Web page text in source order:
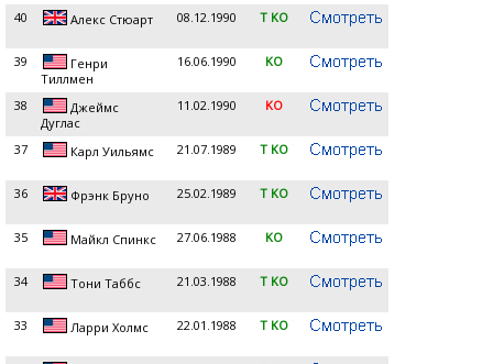
40 Алекс Стюарт 08.12.1990 T KO
39
Генри
Тиллмен
16.06.1990 KO
38
Джеймс
Дуглас
11.02.1990 KO
37 Карл Уильямс 21.07.1989 T KO
36 Фрэнк Бруно 25.02.1989 T KO
35 Майкл Спинкс 27.06.1988 KO
34 Тони Таббс 21.03.1988 T KO
33 Ларри Холмс 22.01.1988 T KO